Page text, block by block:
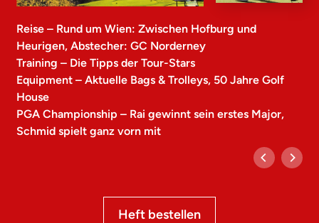
Reise – Rund um Wien: Zwischen Hofburg und
Heurigen, Abstecher: GC Norderney
Training – Die Tipps der Tour-Stars
Equipment – Aktuelle Bags & Trolleys, 50 Jahre Golf
House
PGA Championship – Rai gewinnt sein erstes Major,
Schmid spielt ganz vorn mit
Heft bestellen